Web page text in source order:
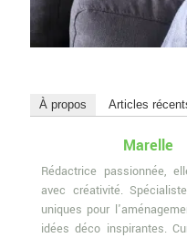
À propos Articles
Marelle
Rédactrice passionnée,
avec créativité.
uniques pour
idées déco inspirantes.